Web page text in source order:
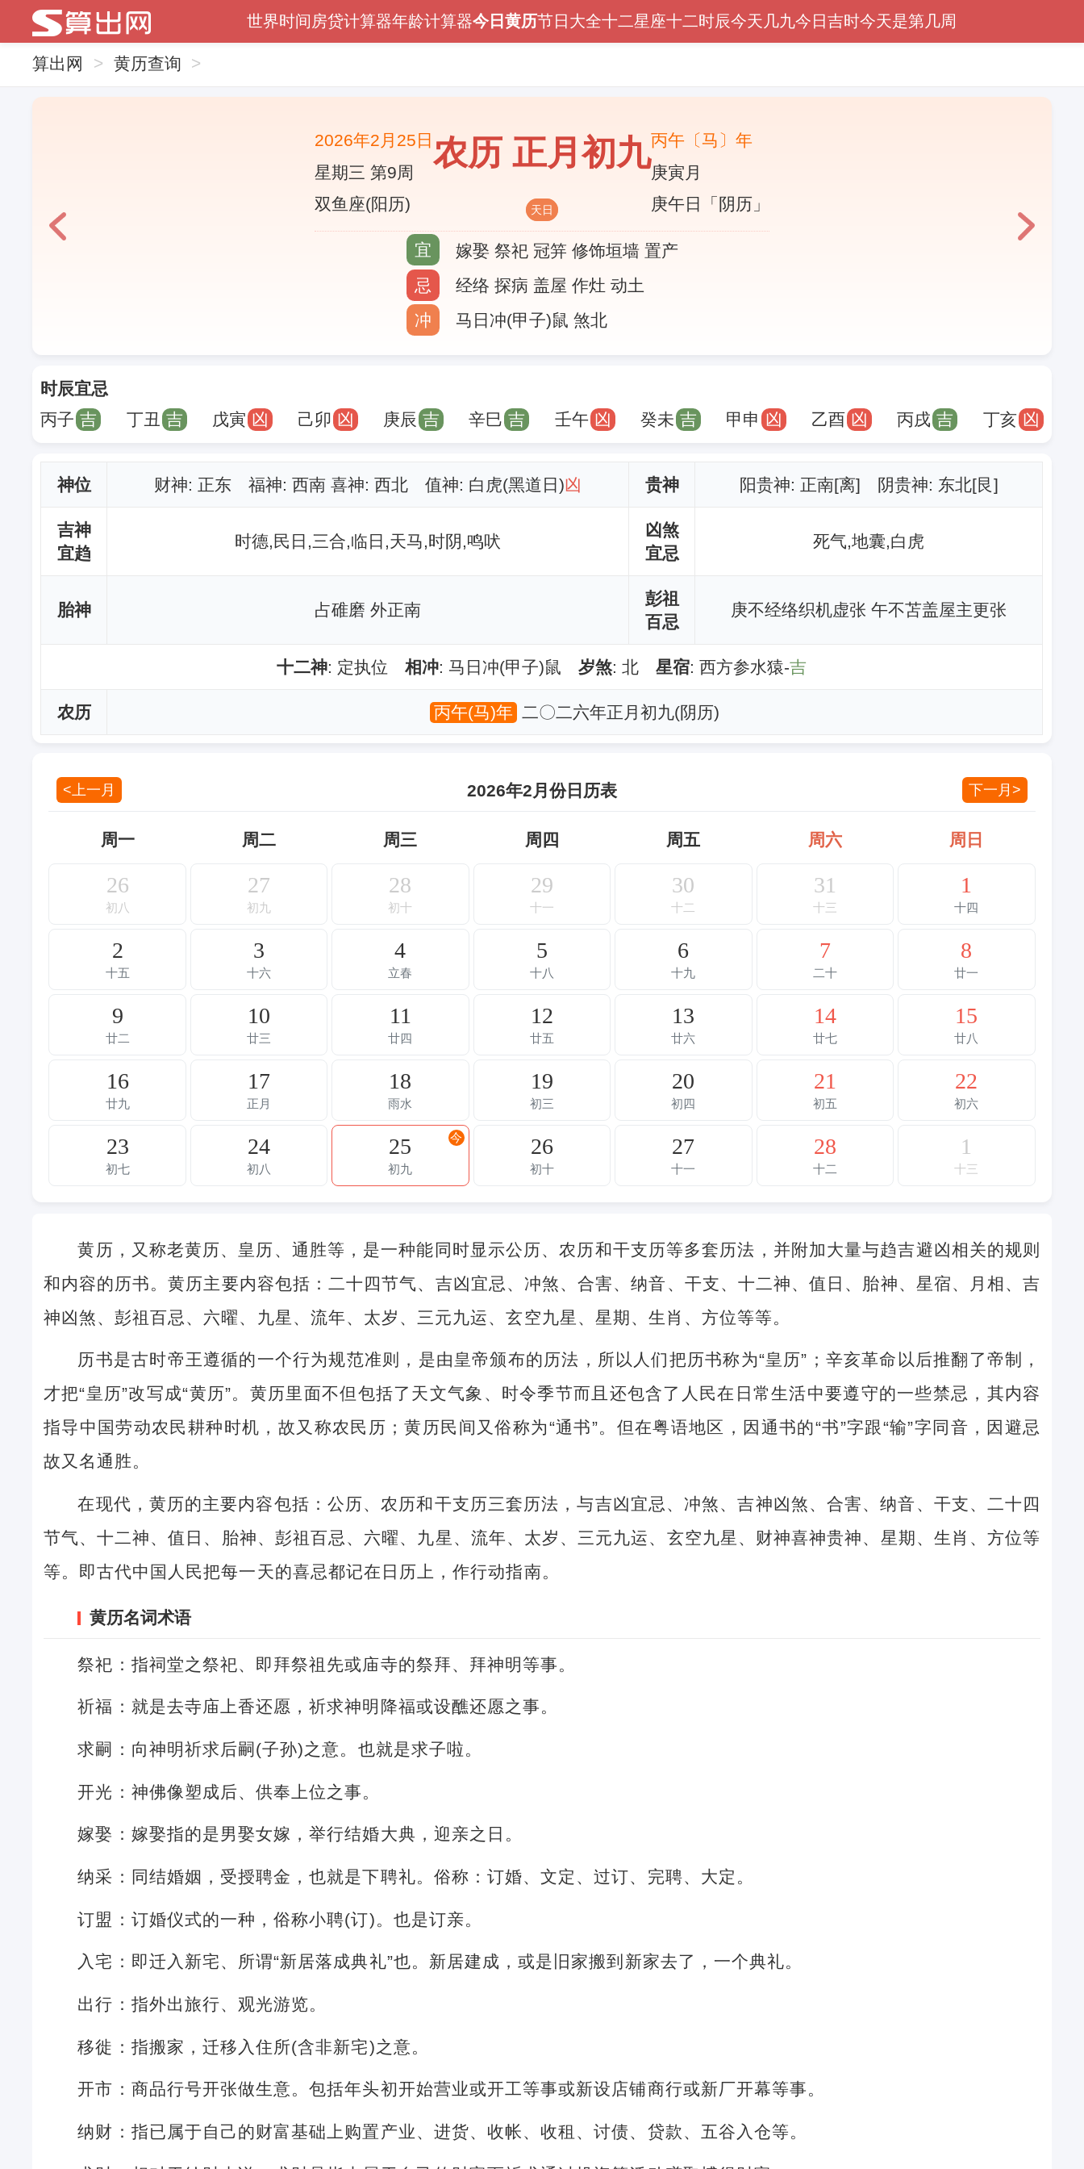
世界时间 房贷计算器年龄计算器今日黄历节日大全十二星座十二时辰今天几九今日吉时今天是第几周
算出网 > 黄历查询 >
2026年2月25日
星期三 第9周
双鱼座(阳历)
农历 正月初九
天日
丙午〔马〕年
庚寅月
庚午日「阴历」
宜
嫁娶 祭祀 冠笄 修饰垣墙 置产
忌
经络 探病 盖屋 作灶 动土
冲
马日冲(甲子)鼠 煞北
时辰宜忌
丙子 吉 丁丑 吉 戊寅 凶 己卯 凶 庚辰 吉 辛巳 吉 壬午 凶 癸未 吉 甲申 凶 乙酉 凶 丙戌 吉 丁亥 凶
神位 财神: 正东 福神: 西南 喜神: 西北 值神: 白虎(黑道日)凶 贵神 阳贵神: 正南[离] 阴贵神: 东北[艮]
吉神
宜趋
时德,民日,三合,临日,天马,时阴,鸣吠
凶煞
宜忌
死气,地囊,白虎
胎神 占碓磨 外正南
彭祖
百忌
庚不经络织机虚张 午不苫盖屋主更张
十二神: 定执位相冲: 马日冲(甲子)鼠岁煞: 北星宿: 西方参水猿-吉
农历 丙午(马)年 二〇二六年正月初九(阴历)
<上一月 2026年2月份日历表 下一月>
周一 周二 周三 周四 周五 周六 周日
26
初八
27
初九
28
初十
29
十一
30
十二
31
十三
1
十四
2
十五
3
十六
4
立春
5
十八
6
十九
7
二十
8
廿一
9
廿二
10
廿三
11
廿四
12
廿五
13
廿六
14
廿七
15
廿八
16
廿九
17
正月
18
雨水
19
初三
20
初四
21
初五
22
初六
23
初七
24
初八
25
初九
今 26
初十
27
十一
28
十二
1
十三
黄历，又称老黄历、皇历、通胜等，是一种能同时显示公历、农历和干支历等多套历法，并附加大量与趋吉避凶相关的规则
和内容的历书。黄历主要内容包括：二十四节气、吉凶宜忌、冲煞、合害、纳音、干支、十二神、值日、胎神、星宿、月相、吉
神凶煞、彭祖百忌、六曜、九星、流年、太岁、三元九运、玄空九星、星期、生肖、方位等等。
历书是古时帝王遵循的一个行为规范准则，是由皇帝颁布的历法，所以人们把历书称为“皇历”；辛亥革命以后推翻了帝制，
才把“皇历”改写成“黄历”。黄历里面不但包括了天文气象、时令季节而且还包含了人民在日常生活中要遵守的一些禁忌，其内容
指导中国劳动农民耕种时机，故又称农民历；黄历民间又俗称为“通书”。但在粤语地区，因通书的“书”字跟“输”字同音，因避忌
故又名通胜。
在现代，黄历的主要内容包括：公历、农历和干支历三套历法，与吉凶宜忌、冲煞、吉神凶煞、合害、纳音、干支、二十四
节气、十二神、值日、胎神、彭祖百忌、六曜、九星、流年、太岁、三元九运、玄空九星、财神喜神贵神、星期、生肖、方位等
等。即古代中国人民把每一天的喜忌都记在日历上，作行动指南。
黄历名词术语
祭祀：指祠堂之祭祀、即拜祭祖先或庙寺的祭拜、拜神明等事。
祈福：就是去寺庙上香还愿，祈求神明降福或设醮还愿之事。
求嗣：向神明祈求后嗣(子孙)之意。也就是求子啦。
开光：神佛像塑成后、供奉上位之事。
嫁娶：嫁娶指的是男娶女嫁，举行结婚大典，迎亲之日。
纳采：同结婚姻，受授聘金，也就是下聘礼。俗称：订婚、文定、过订、完聘、大定。
订盟：订婚仪式的一种，俗称小聘(订)。也是订亲。
入宅：即迁入新宅、所谓“新居落成典礼”也。新居建成，或是旧家搬到新家去了，一个典礼。
出行：指外出旅行、观光游览。
移徙：指搬家，迁移入住所(含非新宅)之意。
开市：商品行号开张做生意。包括年头初开始营业或开工等事或新设店铺商行或新厂开幕等事。
纳财：指已属于自己的财富基础上购置产业、进货、收帐、收租、讨债、贷款、五谷入仓等。